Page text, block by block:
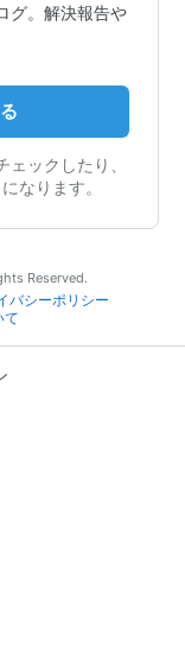
グ。解決報告や
ックしたり、
なります。
Reserved.
バシーポリシー
て